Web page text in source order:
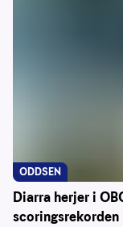
Diarra herjer i
scoringsrekorden
ODDSEN